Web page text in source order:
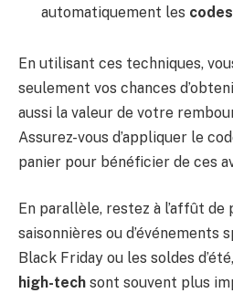
automatiquement les
En utilisant ces techniques,
seulement vos chances
aussi la valeur de votre
Assurez-vous d’appliquer le
panier pour bénéficier de ces
En parallèle, restez à l’affût de
saisonnières ou d’événements
Black Friday ou les soldes
high-tech sont souvent plus